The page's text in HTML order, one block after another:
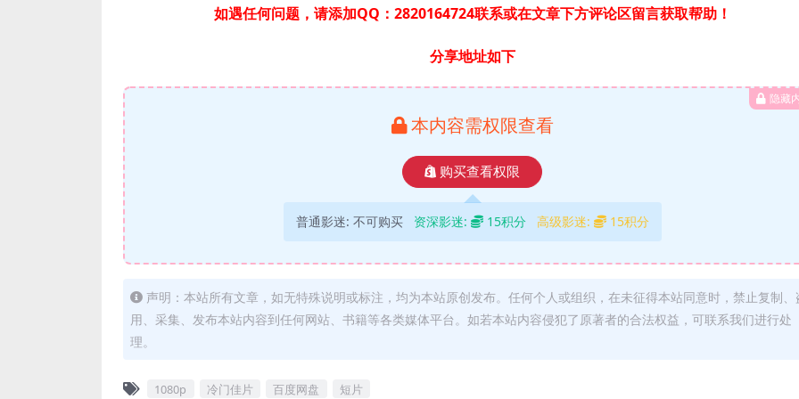
如遇任何问题，请添加QQ：2820164724联系或在文章下方评论区留言获取帮助！
分享地址如下
隐藏
本内容需权限查看
购买查看权限
普通影迷: 不可购买 资深影迷: 15积分 高级影迷: 15积分
声明：本站所有文章，如无特殊说明或标注，均为本站原创发布。任何个人或组织，在未征得本站同意时，禁止复制、
用、采集、发布本站内容到任何网站、书籍等各类媒体平台。如若本站内容侵犯了原著者的合法权益，可联系我们进行处
理。
1080p 冷门佳片 百度网盘 短片